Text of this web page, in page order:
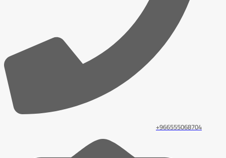
966555068704+